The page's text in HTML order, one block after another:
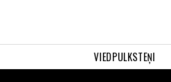
VIEDPULKSTEŅI